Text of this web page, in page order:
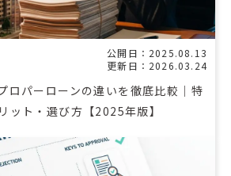
公開日：2025.08.13
更新日：2026.03.24
ロパーローンの違いを徹底比較｜特
ット・選び方【2025年版】